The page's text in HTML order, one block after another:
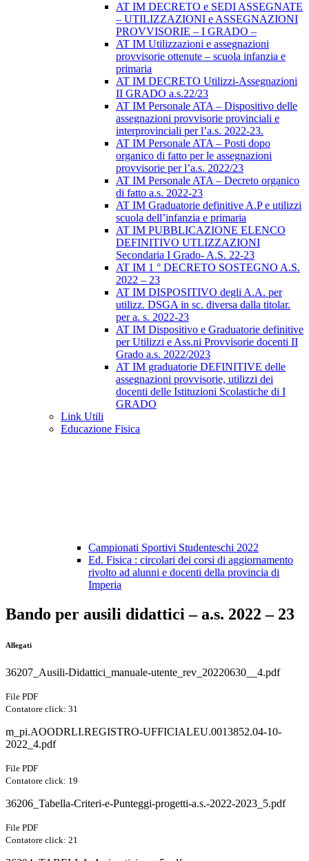
AT IM DECRETO e SEDI ASSEGNATE
– UTILIZZAZIONI e ASSEGNAZIONI
PROVVISORIE – I GRADO –
AT IM Utilizzazioni e assegnazioni
provvisorie ottenute – scuola infanzia e
primaria
AT IM DECRETO Utilizzi-Assegnazioni
II GRADO a.s.22/23
AT IM Personale ATA – Dispositivo delle
assegnazioni provvisorie provinciali e
interprovinciali per l’a.s. 2022-23.
AT IM Personale ATA – Posti dopo
organico di fatto per le assegnazioni
provvisorie per l’a.s. 2022/23
AT IM Personale ATA – Decreto organico
di fatto a.s. 2022-23
AT IM Graduatorie definitive A.P e utilizzi
scuola dell’infanzia e primaria
AT IM PUBBLICAZIONE ELENCO
DEFINITIVO UTLIZZAZIONI
Secondaria I Grado- A.S. 22-23
AT IM 1 ° DECRETO SOSTEGNO A.S.
2022 – 23
AT IM DISPOSITIVO degli A.A. per
utilizz. DSGA in sc. diversa dalla titolar.
per a. s. 2022-23
AT IM Dispositivo e Graduatorie definitive
per Utilizzi e Ass.ni Provvisorie docenti II
Grado a.s. 2022/2023
AT IM graduatorie DEFINITIVE delle
assegnazioni provvisorie, utilizzi dei
docenti delle Istituzioni Scolastiche di I
GRADO
Link Utili
Educazione Fisica
Campionati Sportivi Studenteschi 2022
Ed. Fisica : circolari dei corsi di aggiornamento
rivolto ad alunni e docenti della provincia di
Imperia
Bando per ausili didattici – a.s. 2022 – 23
Allegati
36207_Ausili-Didattici_manuale-utente_rev_20220630__4.pdf
File PDF
Contatore click: 31
m_pi.AOODRLI.REGISTRO-UFFICIALEU.0013852.04-10-
2022_4.pdf
File PDF
Contatore click: 19
36206_Tabella-Criteri-e-Punteggi-progetti-a.s.-2022-2023_5.pdf
File PDF
Contatore click: 21